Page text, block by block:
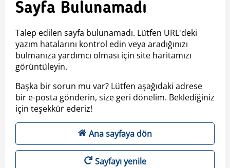
Sayfa Bulunamadı
Talep edilen sayfa bulunamadı. Lütfen URL'deki
yazım hatalarını kontrol edin veya aradığınızı
bulmanıza yardımcı olması için site haritamızı
görüntüleyin.
Başka bir sorun mu var? Lütfen aşağıdaki adrese
bir e-posta gönderin, size geri dönelim. Beklediğiniz
için teşekkür ederiz!
Ana sayfaya dön
Sayfayı yenile